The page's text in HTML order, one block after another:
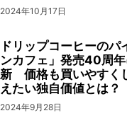
2024年10月17日
ドリップコーヒーのパ
ンカフェ」発売40周
新 価格も買いやすく
えたい独自価値とは？
2024年9月28日